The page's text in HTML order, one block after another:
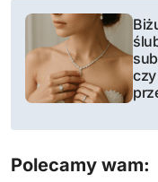
N
w
i
g
czy
Polecamy wam: